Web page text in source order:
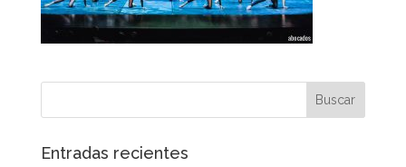
Entradas recientes